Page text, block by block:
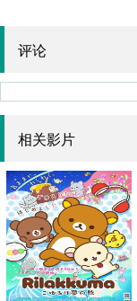
评论
相关影片